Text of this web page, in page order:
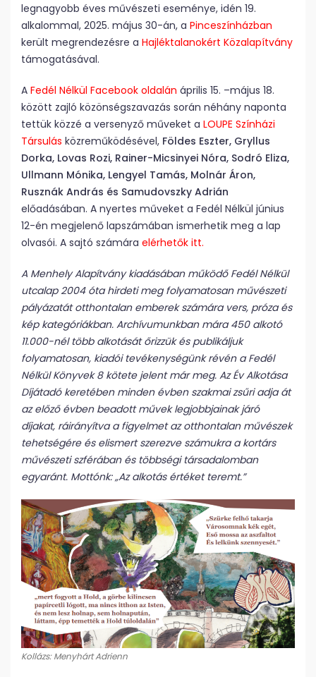
legnagyobb éves művészeti eseménye, idén 19.
alkalommal, 2025. május 30-án, a Pinceszínházban
került megrendezésre a Hajléktalanokért Közalapítvány
támogatásával.
A Fedél Nélkül Facebook oldalán április 15. –május 18.
között zajló közönségszavazás során néhány naponta
tettük közzé a versenyző műveket a LOUPE Színházi
Társulás közreműködésével, Földes Eszter, Gryllus
Dorka, Lovas Rozi, Rainer-Micsinyei Nóra, Sodró Eliza,
Ullmann Mónika, Lengyel Tamás, Molnár Áron,
Rusznák András és Samudovszky Adrián
előadásában. A nyertes műveket a Fedél Nélkül június
12-én megjelenő lapszámában ismerhetik meg a lap
olvasói. A sajtó számára elérhetők itt.
A Menhely Alapítvány kiadásában működő Fedél Nélkül
utcalap 2004 óta hirdeti meg folyamatosan művészeti
pályázatát otthontalan emberek számára vers, próza és
kép kategóriákban. Archívumunkban mára 450 alkotó
11.000-nél több alkotását őrizzük és publikáljuk
folyamatosan, kiadói tevékenységünk révén a Fedél
Nélkül Könyvek 8 kötete jelent már meg. Az Év Alkotása
Díjátadó keretében minden évben szakmai zsűri adja át
az előző évben beadott művek legjobbjainak járó
díjakat, ráirányítva a figyelmet az otthontalan művészek
tehetségére és elismert szerezve számukra a kortárs
művészeti szférában és többségi társadalomban
egyaránt. Mottónk: „Az alkotás értéket teremt.”
Kollázs: Menyhárt Adrienn